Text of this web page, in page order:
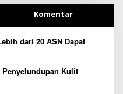
Komentar
dari 20 ASN Dapat
Penyelundupan Kulit